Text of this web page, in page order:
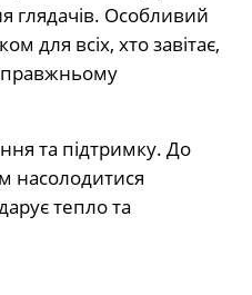
глядачів. Особливий
для всіх, хто завітає,
та підтримку. До
насолодитися
тепло та